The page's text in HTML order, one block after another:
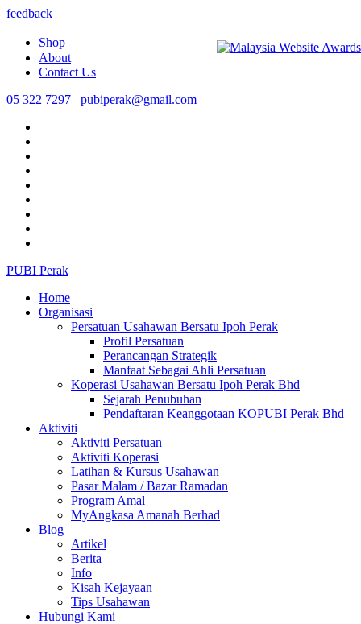
feedback
Shop
About
Contact Us
05 322 7297
pubiperak@gmail.com
PUBI Perak
Home
Organisasi
Persatuan Usahawan Bersatu Ipoh Perak
Profil Persatuan
Perancangan Strategik
Manfaat Sebagai Ahli Persatuan
Koperasi Usahawan Bersatu Ipoh Perak Bhd
Sejarah Penubuhan
Pendaftaran Keanggotaan KOPUBI Perak Bhd
Aktiviti
Aktiviti Persatuan
Aktiviti Koperasi
Latihan & Kursus Usahawan
Pasar Malam / Bazar Ramadan
Program Amal
MyAngkasa Amanah Berhad
Blog
Artikel
Berita
Info
Kisah Kejayaan
Tips Usahawan
Hubungi Kami